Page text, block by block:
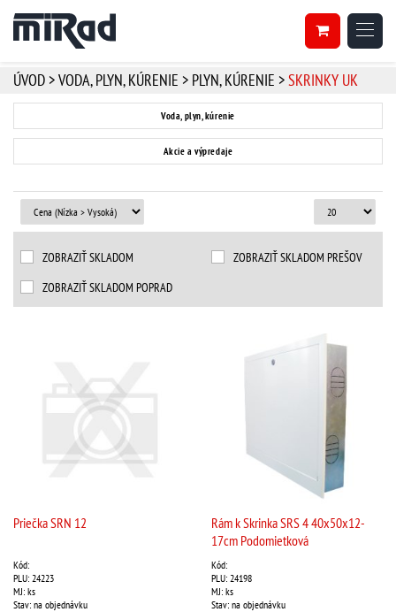
ÚVOD >VODA, PLYN, KÚRENIE > PLYN, KÚRENIE >SKRINKY UK
Voda, plyn, kúrenie
Akcie a výpredaje
ZOBRAZIŤ SKLADOM
ZOBRAZIŤ SKLADOM PREŠOV
ZOBRAZIŤ SKLADOM POPRAD
Priečka SRN 12
Kód:
PLU: 24223
MJ: ks
Stav: na objednávku
Rám k Skrinka SRS 4 40x50x12-
17cm Podomietková
Kód:
PLU: 24198
MJ: ks
Stav: na objednávku